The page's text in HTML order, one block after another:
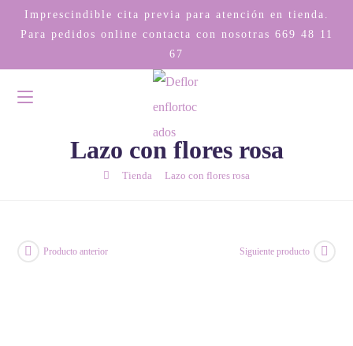
Imprescindible cita previa para atención en tienda.
Para pedidos online contacta con nosotras 669 48 11
67
Lazo con flores rosa
Tienda Lazo con flores rosa
Producto anterior Siguiente producto